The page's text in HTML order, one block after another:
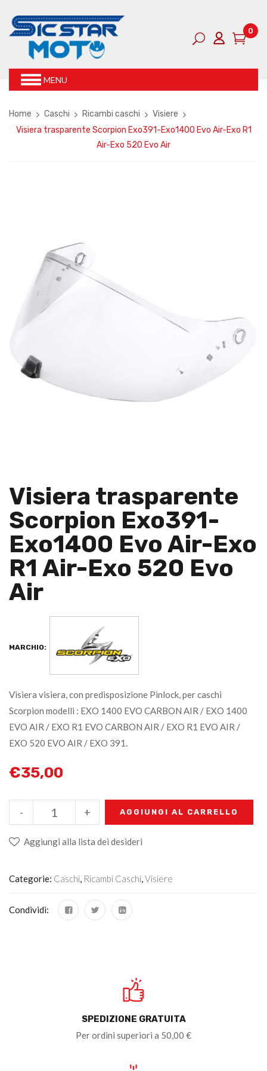
0
MENU
Home Caschi Ricambi caschi
Visiere
Visiera trasparente Scorpion Exo391-Exo1400 Evo Air-Exo R1
Air-Exo 520 Evo Air
Visiera trasparente
Scorpion Exo391-
Exo1400 Evo Air-Exo
R1 Air-Exo 520 Evo
Air
MARCHIO:
Visiera visiera, con predisposizione Pinlock, per caschi
Scorpion modelli : EXO 1400 EVO CARBON AIR / EXO 1400
EVO AIR / EXO R1 EVO CARBON AIR / EXO R1 EVO AIR /
EXO 520 EVO AIR / EXO 391.
€35,00
+
- AGGIUNGI AL CARRELLO
Aggiungi alla lista dei desideri
Categorie: Caschi, Ricambi Caschi,Visiere
Condividi:
SPEDIZIONE GRATUITA
Per ordini superiori a 50,00 €